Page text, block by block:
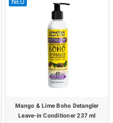
Mango & Lime Boho Detangler
Leave-in Conditioner 237 ml